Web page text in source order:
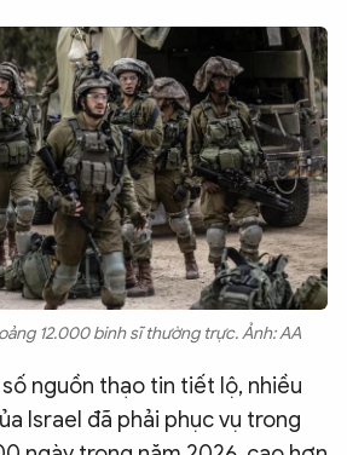
giớiVăn nghệ Công an
12.000 binh sĩ thường trực. Ảnh: AA
nguồn thạo tin tiết lộ, nhiều
Israel đã phải phục vụ trong